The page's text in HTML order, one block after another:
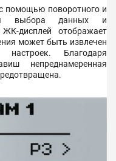
помощью поворотного и
выбора данных и
дисплей отображает
может быть извлечен
Благодаря
непреднамеренная